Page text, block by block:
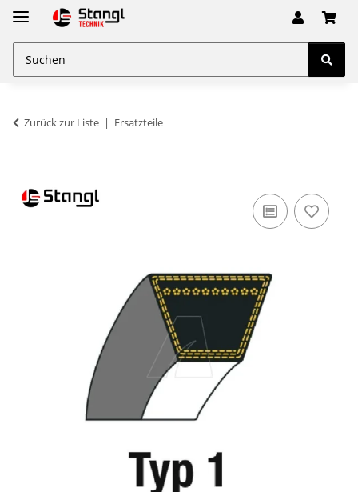
Zurück zur Liste Ersatzteile